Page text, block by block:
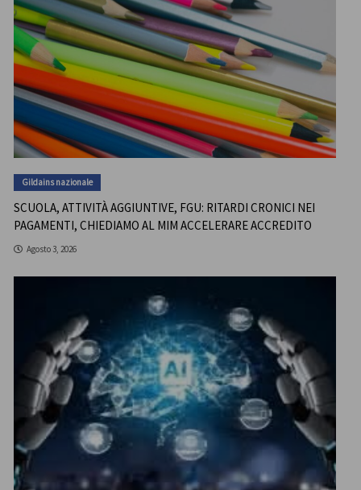
Gildains nazionale
SCUOLA, ATTIVITÀ AGGIUNTIVE, FGU: RITARDI CRONICI NEI
PAGAMENTI, CHIEDIAMO AL MIM ACCELERARE ACCREDITO
Agosto 3, 2026